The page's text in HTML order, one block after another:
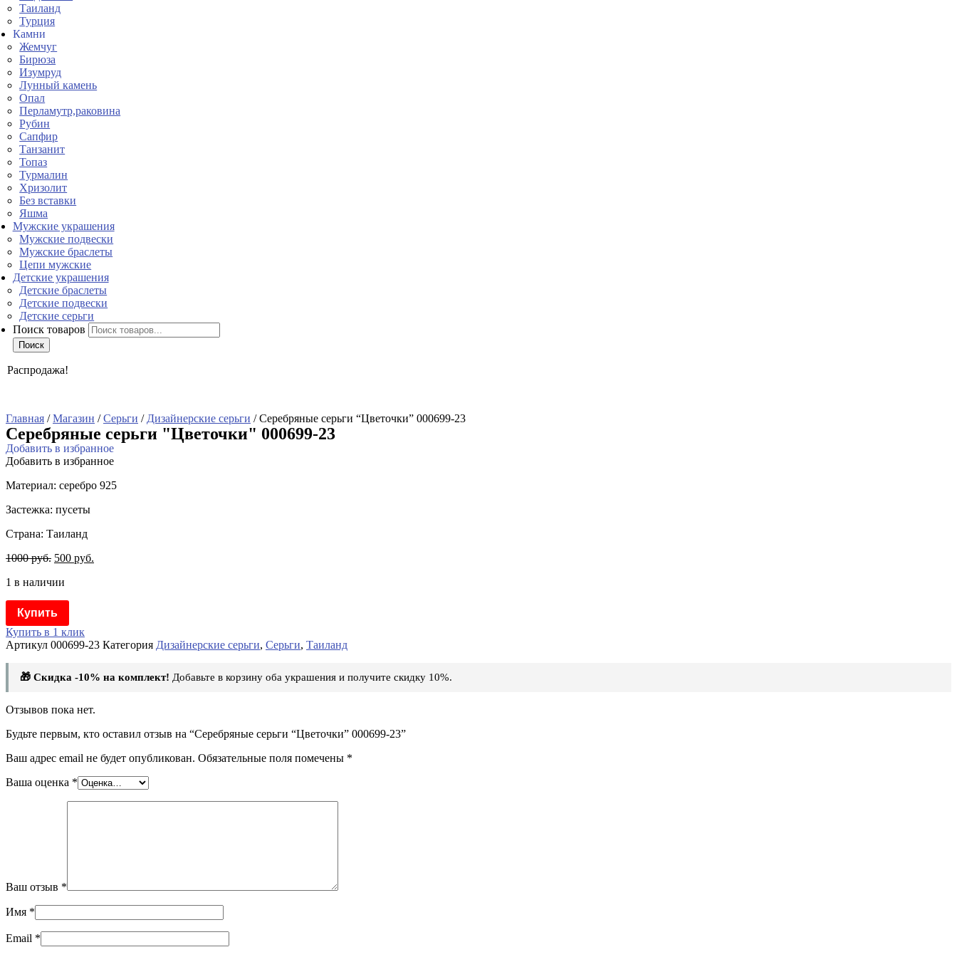
Таиланд
Турция
Камни
Жемчуг
Бирюза
Изумруд
Лунный камень
Опал
Перламутр,раковина
Рубин
Сапфир
Танзанит
Топаз
Турмалин
Хризолит
Без вставки
Яшма
Мужские украшения
Мужские подвески
Мужские браслеты
Цепи мужские
Детские украшения
Детские браслеты
Детские подвески
Детские серьги
Поиск товаров
Поиск
Распродажа!
Главная /Магазин /Серьги / Дизайнерские серьги / Серебряные серьги “Цветочки” 000699-23
Серебряные серьги "Цветочки" 000699-23
Добавить в избранное
Добавить в избранное
Материал: серебро 925
Застежка: пусеты
Страна: Таиланд
1000руб. 500 руб.
1 в наличии
Купить
Купить в 1 клик
Артикул 000699-23 Категория Дизайнерские серьги, Серьги, Таиланд
🎁 Скидка -10% на комплект! Добавьте в корзину оба украшения и получите скидку 10%.
Отзывов пока нет.
Будьте первым, кто оставил отзыв на “Серебряные серьги “Цветочки” 000699-23”
Ваш адрес email не будет опубликован. Обязательные поля помечены *
Ваша оценка *
Ваш отзыв *
Имя *
Email *